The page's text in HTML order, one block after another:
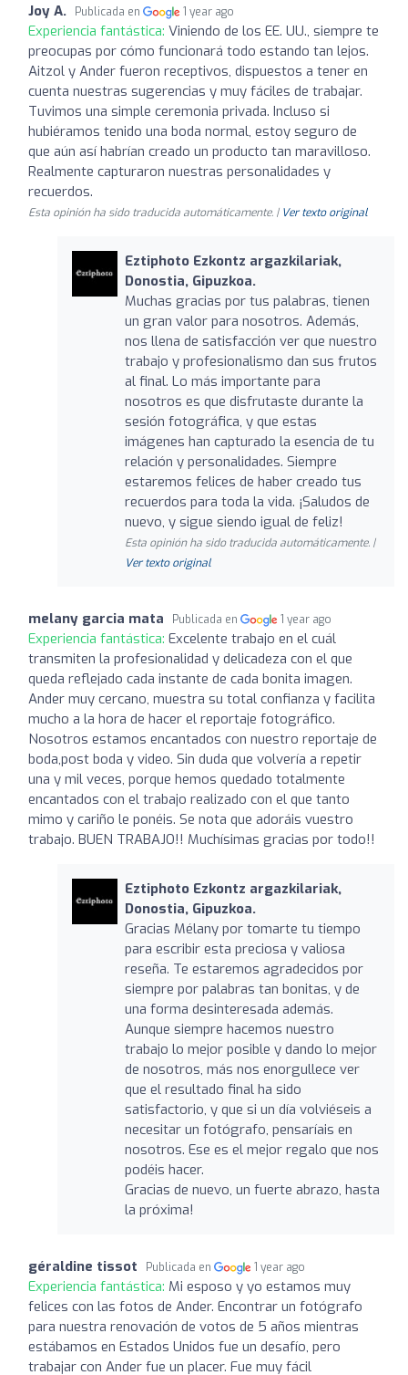
Joy A. Publicada en 1 year ago
Experiencia fantástica: Viniendo de los EE. UU., siempre te
preocupas por cómo funcionará todo estando tan lejos.
Aitzol y Ander fueron receptivos, dispuestos a tener en
cuenta nuestras sugerencias y muy fáciles de trabajar.
Tuvimos una simple ceremonia privada. Incluso si
hubiéramos tenido una boda normal, estoy seguro de
que aún así habrían creado un producto tan maravilloso.
Realmente capturaron nuestras personalidades y
recuerdos.
Esta opinión ha sido traducida automáticamente. | Ver texto original
Eztiphoto Ezkontz argazkilariak,
Donostia, Gipuzkoa.
Muchas gracias por tus palabras, tienen
un gran valor para nosotros. Además,
nos llena de satisfacción ver que nuestro
trabajo y profesionalismo dan sus frutos
al final. Lo más importante para
nosotros es que disfrutaste durante la
sesión fotográfica, y que estas
imágenes han capturado la esencia de tu
relación y personalidades. Siempre
estaremos felices de haber creado tus
recuerdos para toda la vida. ¡Saludos de
nuevo, y sigue siendo igual de feliz!
Esta opinión ha sido traducida automáticamente. |
Ver texto original
melany garcia mata Publicada en 1 year ago
Experiencia fantástica: Excelente trabajo en el cuál
transmiten la profesionalidad y delicadeza con el que
queda reflejado cada instante de cada bonita imagen.
Ander muy cercano, muestra su total confianza y facilita
mucho a la hora de hacer el reportaje fotográfico.
Nosotros estamos encantados con nuestro reportaje de
boda,post boda y video. Sin duda que volvería a repetir
una y mil veces, porque hemos quedado totalmente
encantados con el trabajo realizado con el que tanto
mimo y cariño le ponéis. Se nota que adoráis vuestro
trabajo. BUEN TRABAJO!! Muchísimas gracias por todo!!
Eztiphoto Ezkontz argazkilariak,
Donostia, Gipuzkoa.
Gracias Mélany por tomarte tu tiempo
para escribir esta preciosa y valiosa
reseña. Te estaremos agradecidos por
siempre por palabras tan bonitas, y de
una forma desinteresada además.
Aunque siempre hacemos nuestro
trabajo lo mejor posible y dando lo mejor
de nosotros, más nos enorgullece ver
que el resultado final ha sido
satisfactorio, y que si un día volviéseis a
necesitar un fotógrafo, pensaríais en
nosotros. Ese es el mejor regalo que nos
podéis hacer.
Gracias de nuevo, un fuerte abrazo, hasta
la próxima!
géraldine tissot Publicada en 1 year ago
Experiencia fantástica: Mi esposo y yo estamos muy
felices con las fotos de Ander. Encontrar un fotógrafo
para nuestra renovación de votos de 5 años mientras
estábamos en Estados Unidos fue un desafío, pero
trabajar con Ander fue un placer. Fue muy fácil